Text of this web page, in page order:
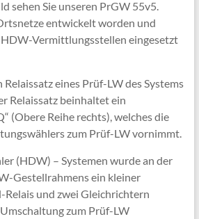
sehen Sie unseren PrGW 55v5.
entwickelt worden und
Vermittlungsstellen eingesetzt
eines Prüf-LW des Systems
Relaissatz beinhaltet ein
(Obere Reihe rechts), welches die
zum Prüf-LW vornimmt.
(HDW) – Systemen wurde an der
Gestellrahmens ein kleiner
Relais und zwei Gleichrichtern
zum Prüf-LW